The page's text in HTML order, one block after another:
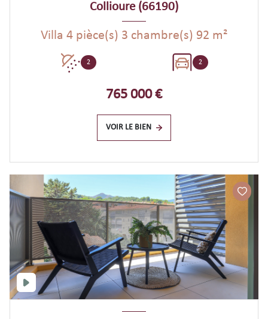
Collioure (66190)
Villa 4 pièce(s) 3 chambre(s) 92 m²
2 2
765 000 €
VOIR LE BIEN